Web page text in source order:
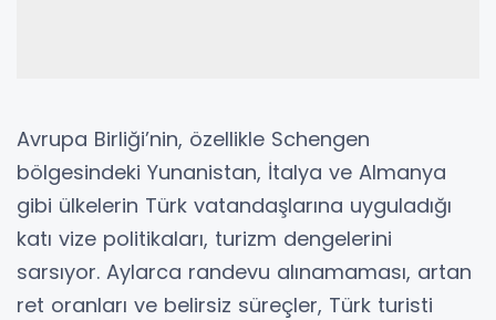
Avrupa Birliği’nin, özellikle Schengen
bölgesindeki Yunanistan, İtalya ve Almanya
gibi ülkelerin Türk vatandaşlarına uyguladığı
katı vize politikaları, turizm dengelerini
sarsıyor. Aylarca randevu alınamaması, artan
ret oranları ve belirsiz süreçler, Türk turisti